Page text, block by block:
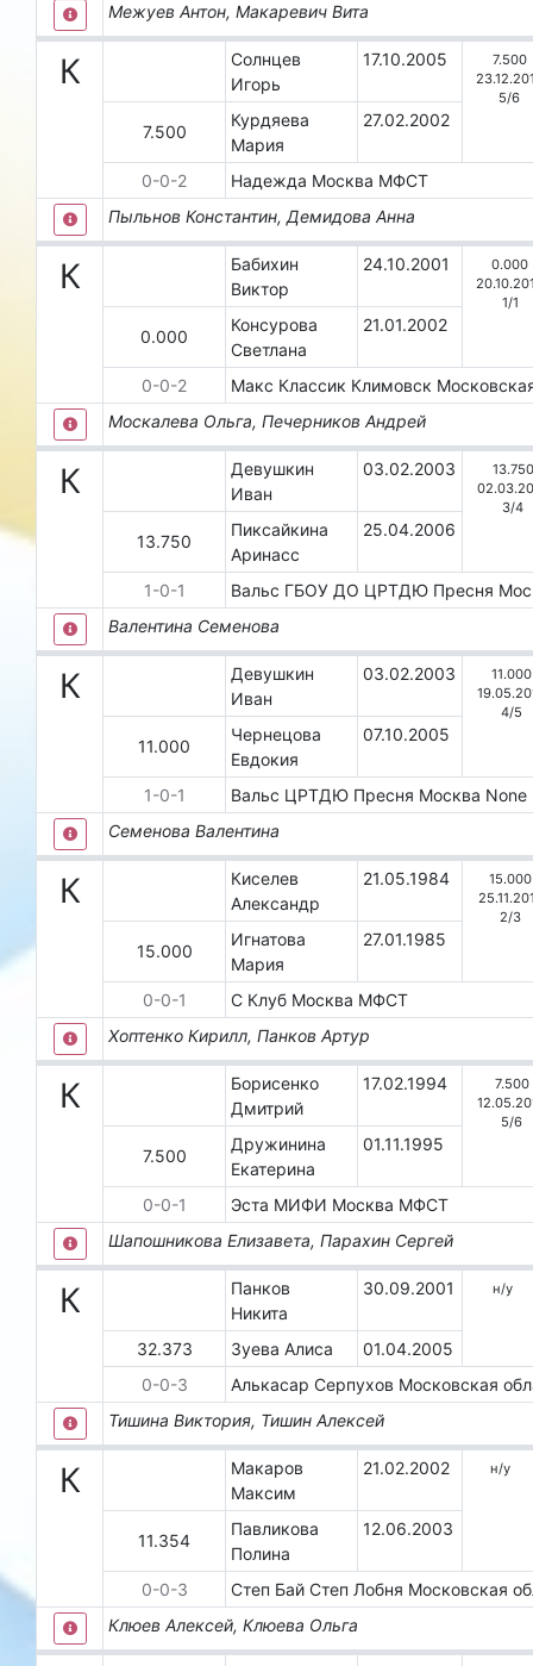
Межуев Антон, Макаревич Вита
К
Солнцев
Игорь
17.10.2005
7.500
5/6
7.500
Курдяева
Мария
27.02.2002
0-0-2 Надежда Москва МФСТ
Пыльнов Константин, Демидова Анна
К
Бабихин
Виктор
24.10.2001
0.000
1/1
0.000
Консурова
Светлана
21.01.2002
0-0-2 Макс Классик Климовск
Москалева Ольга, Печерников Андрей
К
Девушкин
Иван
03.02.2003
13.750
3/4
13.750
Пиксайкина
Аринасс
25.04.2006
1-0-1 Вальс ГБОУ ДО ЦРТДЮ Пресня
Валентина Семенова
К
Девушкин
Иван
03.02.2003
11.000
4/5
11.000
Чернецова
Евдокия
07.10.2005
1-0-1 Вальс ЦРТДЮ Пресня Москва None
Семенова Валентина
К
Киселев
Александр
21.05.1984
15.000
2/3
15.000
Игнатова
Мария
27.01.1985
0-0-1 С Клуб Москва МФСТ
Хоптенко Кирилл, Панков Артур
К
Борисенко
Дмитрий
17.02.1994
7.500
5/6
7.500
Дружинина
Екатерина
01.11.1995
0-0-1 Эста МИФИ Москва МФСТ
Шапошникова Елизавета, Парахин Сергей
К
Панков
Никита
30.09.2001 н/у
32.373 Зуева Алиса
01.04.2005
0-0-3 АлькасарСерпухов Московская
Тишина Виктория, Тишин Алексей
К
Макаров
Максим
21.02.2002 н/у
11.354
Павликова
Полина
12.06.2003
0-0-3 Степ Бай Степ Лобня Московская
Клюев Алексей, Клюева Ольга